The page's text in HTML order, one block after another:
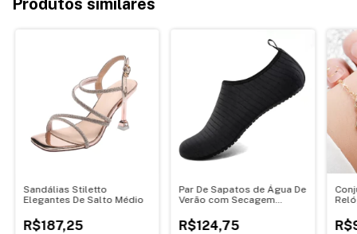
Produtos similares
Sandálias Stiletto
Elegantes De Salto Médio
R$187,25
Par De Sapatos de Água De
Verão com Secagem
R$124,75